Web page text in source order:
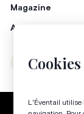
Cookies
L'Éventail utilise
Magazine
Annonceurs
Instagram
Politique de